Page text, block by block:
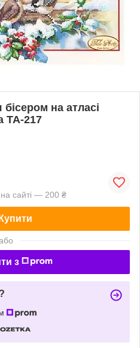
на атласі
ТА-217
сайті — 200 ₴
Купити
з